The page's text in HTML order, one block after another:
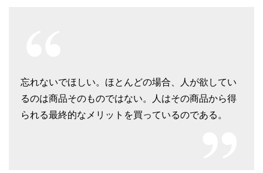
忘れないでほしい。ほとんどの場合、人が欲してい
るのは商品そのものではない。人はその商品から得
られる最終的なメリットを買っているのである。